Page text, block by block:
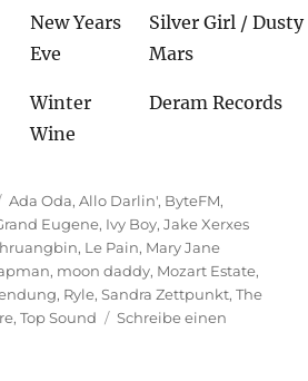
New Years
Eve
Silver Girl / Dusty
Mars
Winter
Wine
Deram Records
Schlagwörter
Ada Oda,Allo Darlin', ByteFM,
Eugene, Ivy Boy,Jake Xerxes
, Le Pain, Mary Jane
, moon daddy, Mozart Estate,
, Ryle,Sandra Zettpunkt,The
,Top Sound
Schreibe einen